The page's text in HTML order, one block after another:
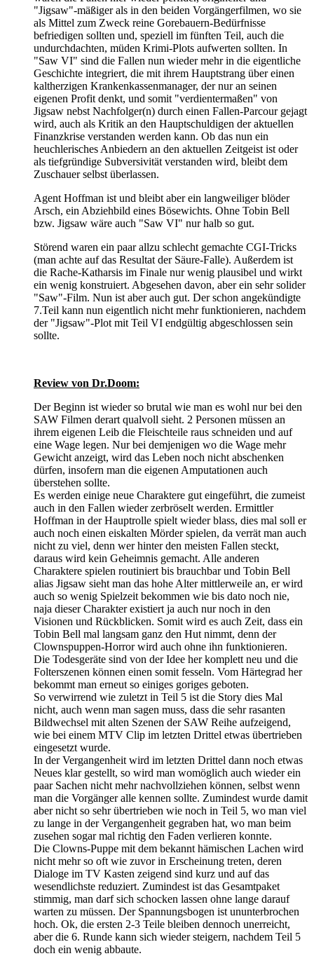
"Jigsaw"-mäßiger als in den beiden Vorgängerfilmen, wo sie
als Mittel zum Zweck reine Gorebauern-Bedürfnisse
befriedigen sollten und, speziell im fünften Teil, auch die
undurchdachten, müden Krimi-Plots aufwerten sollten. In
"Saw VI" sind die Fallen nun wieder mehr in die eigentliche
Geschichte integriert, die mit ihrem Hauptstrang über einen
kaltherzigen Krankenkassenmanager, der nur an seinen
eigenen Profit denkt, und somit "verdientermaßen" von
Jigsaw nebst Nachfolger(n) durch einen Fallen-Parcour gejagt
wird, auch als Kritik an den Hauptschuldigen der aktuellen
Finanzkrise verstanden werden kann. Ob das nun ein
heuchlerisches Anbiedern an den aktuellen Zeitgeist ist oder
als tiefgründige Subversivität verstanden wird, bleibt dem
Zuschauer selbst überlassen.
Agent Hoffman ist und bleibt aber ein langweiliger blöder
Arsch, ein Abziehbild eines Bösewichts. Ohne Tobin Bell
bzw. Jigsaw wäre auch "Saw VI" nur halb so gut.
Störend waren ein paar allzu schlecht gemachte CGI-Tricks
(man achte auf das Resultat der Säure-Falle). Außerdem ist
die Rache-Katharsis im Finale nur wenig plausibel und wirkt
ein wenig konstruiert. Abgesehen davon, aber ein sehr solider
"Saw"-Film. Nun ist aber auch gut. Der schon angekündigte
7.Teil kann nun eigentlich nicht mehr funktionieren, nachdem
der "Jigsaw"-Plot mit Teil VI endgültig abgeschlossen sein
sollte.
Review von Dr.Doom:
Der Beginn ist wieder so brutal wie man es wohl nur bei den
SAW Filmen derart qualvoll sieht. 2 Personen müssen an
ihrem eigenen Leib die Fleischteile raus schneiden und auf
eine Wage legen. Nur bei demjenigen wo die Wage mehr
Gewicht anzeigt, wird das Leben noch nicht abschenken
dürfen, insofern man die eigenen Amputationen auch
überstehen sollte.
Es werden einige neue Charaktere gut eingeführt, die zumeist
auch in den Fallen wieder zerbröselt werden. Ermittler
Hoffman in der Hauptrolle spielt wieder blass, dies mal soll er
auch noch einen eiskalten Mörder spielen, da verrät man auch
nicht zu viel, denn wer hinter den meisten Fallen steckt,
daraus wird kein Geheimnis gemacht. Alle anderen
Charaktere spielen routiniert bis brauchbar und Tobin Bell
alias Jigsaw sieht man das hohe Alter mittlerweile an, er wird
auch so wenig Spielzeit bekommen wie bis dato noch nie,
naja dieser Charakter existiert ja auch nur noch in den
Visionen und Rückblicken. Somit wird es auch Zeit, dass ein
Tobin Bell mal langsam ganz den Hut nimmt, denn der
Clownspuppen-Horror wird auch ohne ihn funktionieren.
Die Todesgeräte sind von der Idee her komplett neu und die
Folterszenen können einen somit fesseln. Vom Härtegrad her
bekommt man erneut so einiges goriges geboten.
So verwirrend wie zuletzt in Teil 5 ist die Story dies Mal
nicht, auch wenn man sagen muss, dass die sehr rasanten
Bildwechsel mit alten Szenen der SAW Reihe aufzeigend,
wie bei einem MTV Clip im letzten Drittel etwas übertrieben
eingesetzt wurde.
In der Vergangenheit wird im letzten Drittel dann noch etwas
Neues klar gestellt, so wird man womöglich auch wieder ein
paar Sachen nicht mehr nachvollziehen können, selbst wenn
man die Vorgänger alle kennen sollte. Zumindest wurde damit
aber nicht so sehr übertrieben wie noch in Teil 5, wo man viel
zu lange in der Vergangenheit gegraben hat, wo man beim
zusehen sogar mal richtig den Faden verlieren konnte.
Die Clowns-Puppe mit dem bekannt hämischen Lachen wird
nicht mehr so oft wie zuvor in Erscheinung treten, deren
Dialoge im TV Kasten zeigend sind kurz und auf das
wesendlichste reduziert. Zumindest ist das Gesamtpaket
stimmig, man darf sich schocken lassen ohne lange darauf
warten zu müssen. Der Spannungsbogen ist ununterbrochen
hoch. Ok, die ersten 2-3 Teile bleiben dennoch unerreicht,
aber die 6. Runde kann sich wieder steigern, nachdem Teil 5
doch ein wenig abbaute.